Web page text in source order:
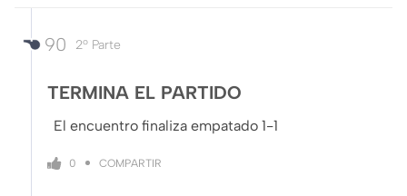
90 2º Parte
TERMINA EL PARTIDO
El encuentro finaliza empatado 1-1
0 COMPARTIR